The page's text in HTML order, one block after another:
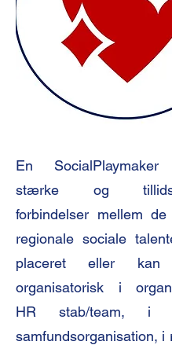
En SocialPlaymaker
stærke og
forbindelser mellem
regionale sociale
placeret eller kan
organisatorisk i
HR stab/team, i
samfundsorganisation, i